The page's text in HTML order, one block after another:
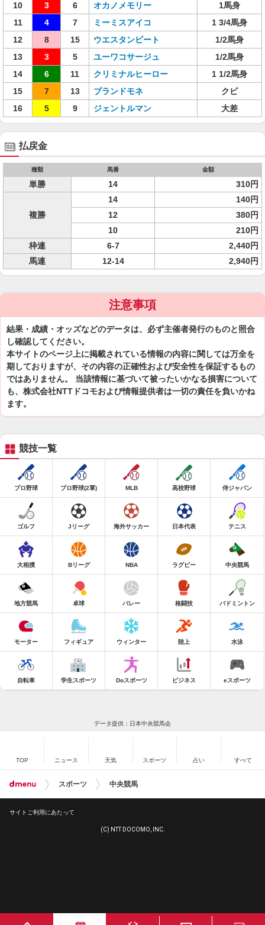
10
3 6 オカノメモリー
1馬身
11
4 7 ミーミスアイコ
1 3/4馬身
12
8 15 ウエスタンビート
1/2馬身
13
3 5 ユーワコサージュ
1/2馬身
14
6 11 クリミナルヒーロー
1 1/2馬身
15
7 13 ブランドモネ
クビ
16
5 9 ジェントルマン 大差
払戻金
種類 馬番 金額
単勝 14 310円
複勝
14
140円
12
380円
10
210円
枠連
6-7
2,440円
馬連
12-14 2,940円
注意事項
結果・成績・オッズなどのデータは、必ず主催者発行のものと照合
し確認してください。
本サイトのページ上に掲載されている情報の内容に関しては万全を
期しておりますが、その内容の正確性および安全性を保証するもの
ではありません。 当該情報に基づいて被ったいかなる損害について
も、株式会社NTTドコモおよび情報提供者は一切の責任を負いかね
ます。
競技一覧
プロ野球 プロ野球(2軍) MLB 高校野球 侍ジャパン
ゴルフ Jリーグ 海外サッカー 日本代表 テニス
大相撲 Bリーグ NBA ラグビー 中央競馬
地方競馬 卓球 バレー 格闘技 バドミントン
モーター フィギュア ウィンター 陸上 水泳
自転車 学生スポーツ Doスポーツ ビジネス eスポーツ
データ提供：日本中央競馬会
TOP ニュース 天気 スポーツ 占い すべて
スポーツ 中央競馬
サイトご利用にあたって
(C) NTT DOCOMO, INC.